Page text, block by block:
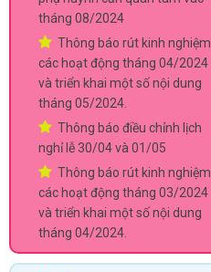
tháng 08/2024
Thông báo rút kinh nghiệm
các hoạt động tháng 04/2024
và triển khai một số nội dung
tháng 05/2024.
Thông báo điều chỉnh lịch
nghỉ lễ 30/04 và 01/05
Thông báo rút kinh nghiệm
các hoạt động tháng 03/2024
và triển khai một số nội dung
tháng 04/2024.